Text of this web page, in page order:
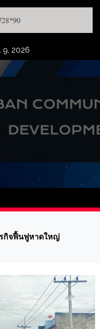
9, 2026
กิจฟื้นฟูหาดใหญ่